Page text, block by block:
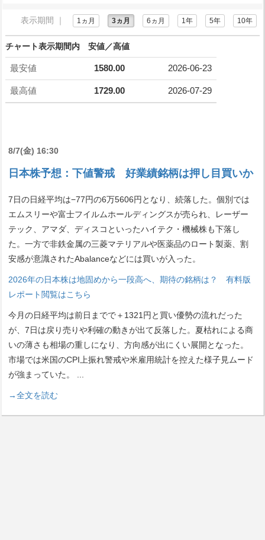
表示期間 ｜ 1ヵ月 3ヵ月 6ヵ月 1年 5年 10年
チャート表示期間内 安値／高値
最安値 1580.00 2026-06-23
最高値 1729.00 2026-07-29
8/7(金) 16:30
日本株予想：下値警戒 好業績銘柄は押し目買いか
7日の日経平均は−77円の6万5606円となり、続落した。個別では
エムスリーや富士フイルムホールディングスが売られ、レーザー
テック、アマダ、ディスコといったハイテク・機械株も下落し
た。一方で非鉄金属の三菱マテリアルや医薬品のロート製薬、割
安感が意識されたAbalanceなどには買いが入った。
2026年の日本株は地固めから一段高へ、期待の銘柄は？ 有料版
レポート閲覧はこちら
今月の日経平均は前日までで＋1321円と買い優勢の流れだった
が、7日は戻り売りや利確の動きが出て反落した。夏枯れによる商
いの薄さも相場の重しになり、方向感が出にくい展開となった。
市場では米国のCPI上振れ警戒や米雇用統計を控えた様子見ムード
が強まっていた。
...
→全文を読む